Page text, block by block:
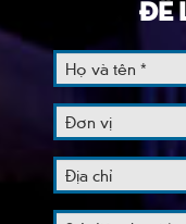
ĐỂ